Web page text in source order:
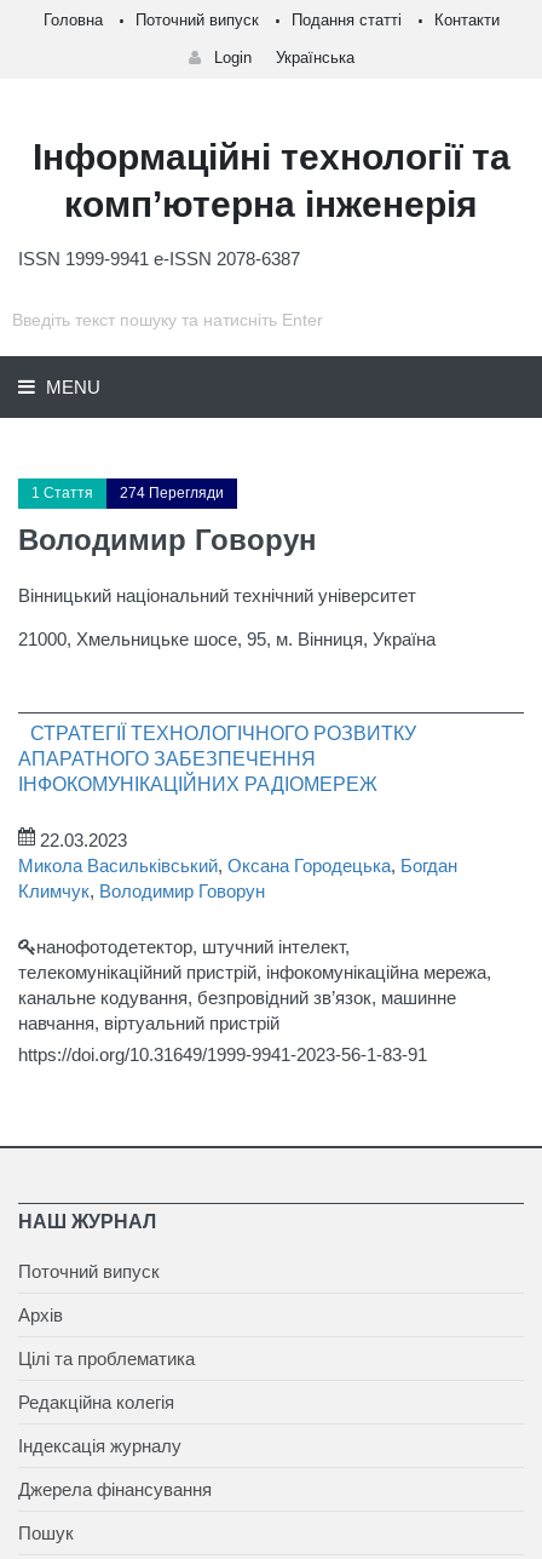
Головна Поточний випуск Подання статті Контакти
Login Українська
Інформаційні технології та
комп’ютерна інженерія
ISSN 1999-9941 e-ISSN 2078-6387
MENU
1 Стаття 274 Перегляди
Володимир Говорун
Вінницький національний технічний університет
21000, Хмельницьке шосе, 95, м. Вінниця, Україна
СТРАТЕГІЇ ТЕХНОЛОГІЧНОГО РОЗВИТКУ
АПАРАТНОГО ЗАБЕЗПЕЧЕННЯ
ІНФОКОМУНІКАЦІЙНИХ РАДІОМЕРЕЖ
22.03.2023
Микола Васильківський, Оксана Городецька, Богдан
Климчук, Володимир Говорун
нанофотодетектор, штучний інтелект,
телекомунікаційний пристрій, інфокомунікаційна мережа,
канальне кодування, безпровідний зв’язок, машинне
навчання, віртуальний пристрій
https://doi.org/10.31649/1999-9941-2023-56-1-83-91
НАШ ЖУРНАЛ
Поточний випуск
Архів
Цілі та проблематика
Редакційна колегія
Індексація журналу
Джерела фінансування
Пошук